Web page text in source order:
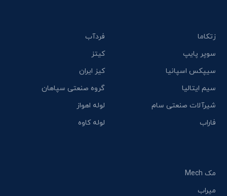
زتکاما
سوپر پایپ
سیپکس اسپانیا
سیم ایتالیا
شیرآلات صنعتی سام
فاراب
فردآب
کیتز
کیز ایران
گروه صنعتی سپاهان
لوله اهواز
لوله کاوه
مک Mech
میراب